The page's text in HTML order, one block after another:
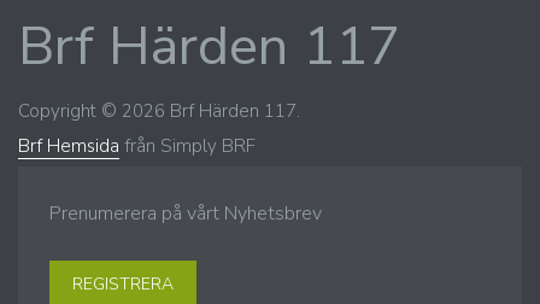
Brf Härden 117
Copyright © 2026 Brf Härden 117.
Brf Hemsida från Simply BRF
Prenumerera på vårt Nyhetsbrev
REGISTRERA